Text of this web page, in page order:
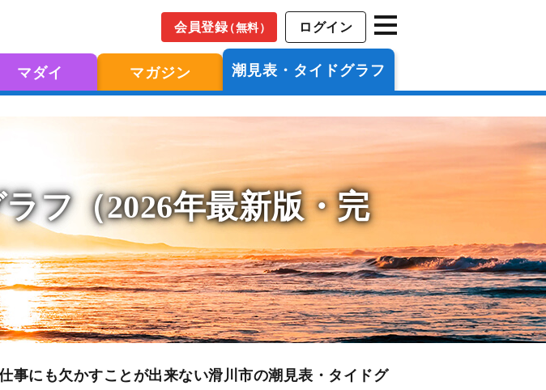
会員登録（無料） ログイン
マダイ マガジン 潮見表・タイドグラフ
フ（2026年最新版・完
事にも欠かすことが出来ない滑川市の潮見表・タイドグ